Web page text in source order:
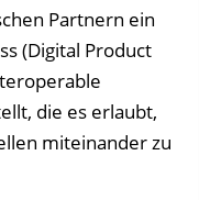
Partnern ein
(Digital Product
die es erlaubt,
miteinander zu